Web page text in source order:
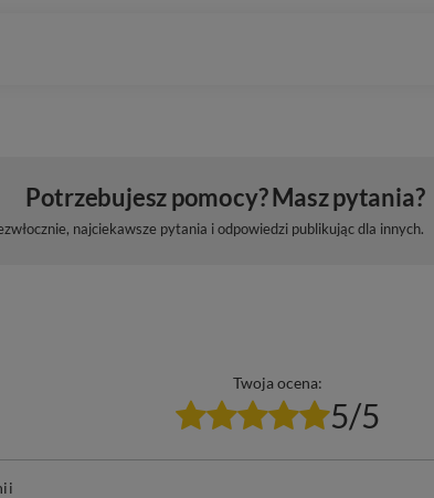
Potrzebujesz pomocy? Masz pytania?
najciekawsze pytania i odpowiedzi publikując dla innych.
Twoja ocena:
5/5